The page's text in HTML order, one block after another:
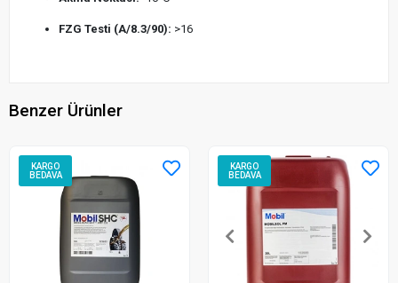
FZG Testi (A/8.3/90): >16
Benzer Ürünler
KARGO
BEDAVA
KARGO
BEDAVA